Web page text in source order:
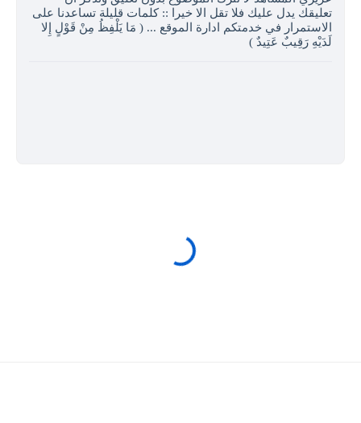
تعليقك يدل عليك فلا تقل الا خيرا :: كلمات قليلة تساعدنا على
الاستمرار في خدمتكم ادارة الموقع ... ( مَا يَلْفِظُ مِنْ قَوْلٍ إِلا
لَدَيْهِ رَقِيبٌ عَتِيدٌ )